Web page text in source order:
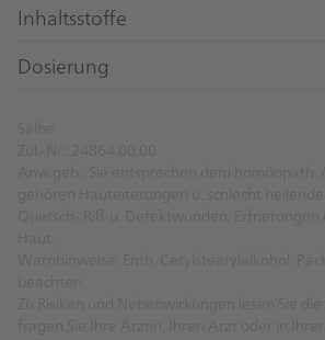
Inhaltsstoffe
Dosierung